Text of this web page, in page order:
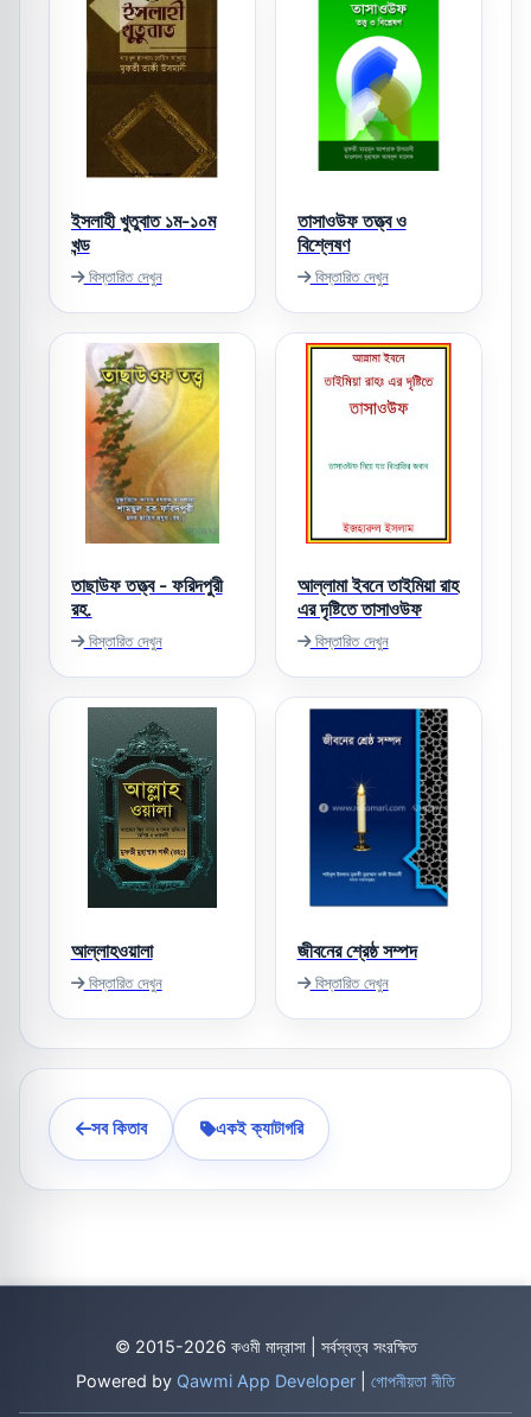
ইসলাহী খুতুবাত ১ম-১০ম
খন্ড
বিস্তারিত দেখুন
তাসাওউফ তত্ত্ব ও
বিশ্লেষণ
বিস্তারিত দেখুন
তাছাউফ তত্ত্ব - ফরিদপুরী
রহ.
বিস্তারিত দেখুন
আল্লামা ইবনে তাইমিয়া রাহ
এর দৃষ্টিতে তাসাওউফ
বিস্তারিত দেখুন
আল্লাহওয়ালা
বিস্তারিত দেখুন
জীবনের শ্রেষ্ঠ সম্পদ
বিস্তারিত দেখুন
সব কিতাব একই ক্যাটাগরি
© 2015-2026 কওমী মাদ্রাসা | সর্বস্বত্ব সংরক্ষিত
Powered by Qawmi App Developer গোপনীয়তা নীতি